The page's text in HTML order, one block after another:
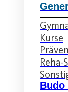
Kurse
Reha-